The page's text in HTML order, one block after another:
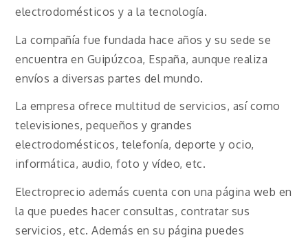
electrodomésticos y a la tecnología.
La compañía fue fundada hace años y su sede se
encuentra en Guipúzcoa, España, aunque realiza
envíos a diversas partes del mundo.
La empresa ofrece multitud de servicios, así como
televisiones, pequeños y grandes
electrodomésticos, telefonía, deporte y ocio,
informática, audio, foto y vídeo, etc.
Electroprecio además cuenta con una página web en
la que puedes hacer consultas, contratar sus
servicios, etc. Además en su página puedes